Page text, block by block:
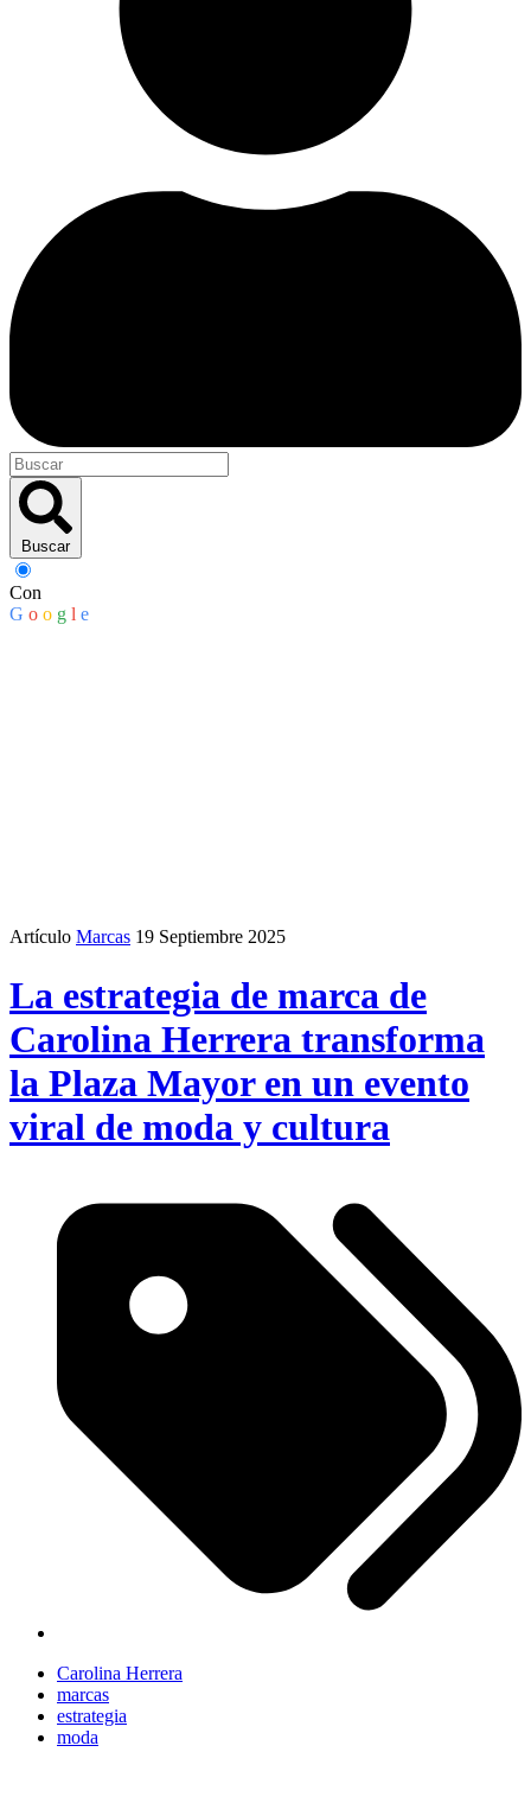
Buscar
Con
G o o g l e
Artículo Marcas 19 Septiembre 2025
La estrategia de marca de
Carolina Herrera transforma
la Plaza Mayor en un evento
viral de moda y cultura
Carolina Herrera
marcas
estrategia
moda